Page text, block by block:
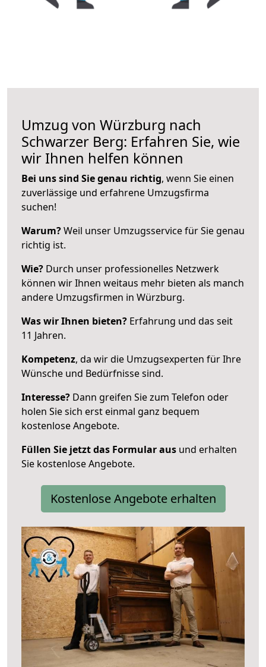
Umzug von Würzburg nach
Schwarzer Berg: Erfahren Sie, wie
wir Ihnen helfen können
Bei uns sind Sie genau richtig, wenn Sie einen
zuverlässige und erfahrene Umzugsfirma
suchen!
Warum?Weil unser Umzugsservice für Sie genau
richtig ist.
Wie? Durch unser professionelles Netzwerk
können wir Ihnen weitaus mehr bieten als manch
andere Umzugsfirmen in Würzburg.
Was wir Ihnen bieten? Erfahrung und das seit
11 Jahren.
Kompetenz, da wir die Umzugsexperten für Ihre
Wünsche und Bedürfnisse sind.
Interesse? Dann greifen Sie zum Telefon oder
holen Sie sich erst einmal ganz bequem
kostenlose Angebote.
Füllen Sie jetzt das Formular aus und erhalten
Sie kostenlose Angebote.
Kostenlose Angebote erhalten